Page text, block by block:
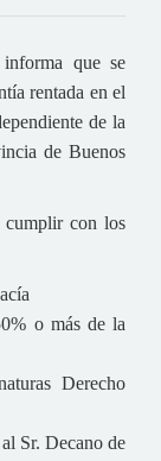
informa que se
rentada en el
de la
de Buenos
cumplir con los
o más de la
Derecho
Sr. Decano de